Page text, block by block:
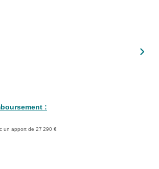
CONTACT
:
un apport de 27 290 €